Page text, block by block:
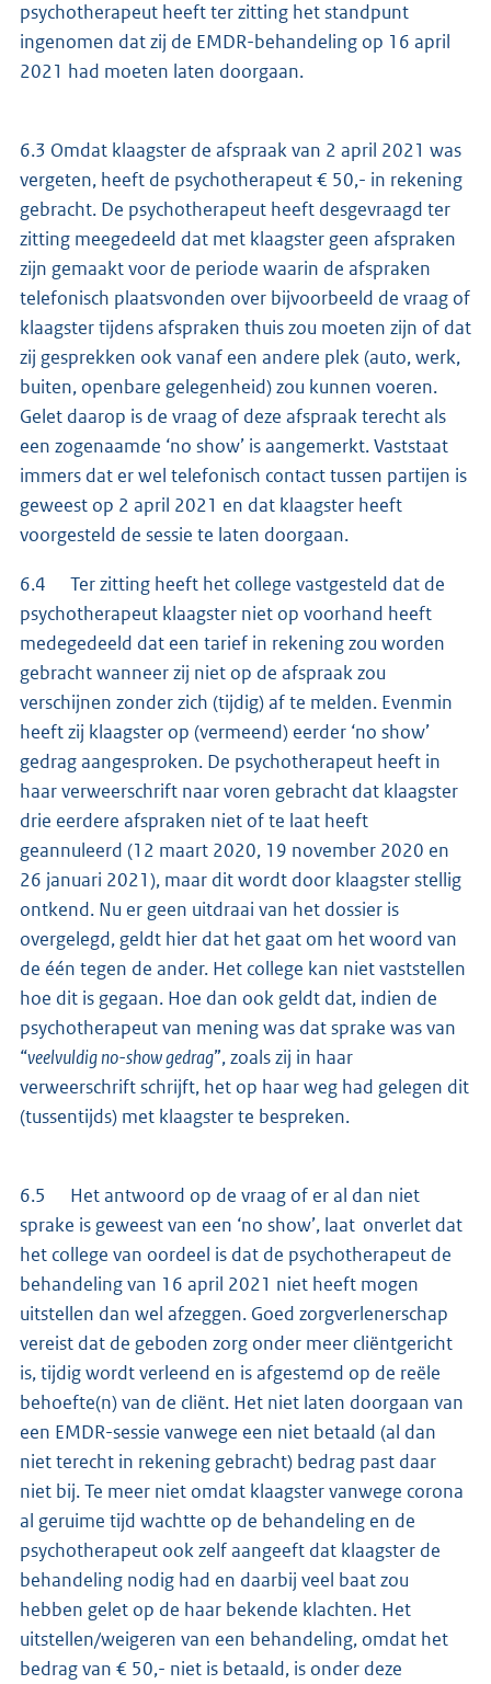
psychotherapeut heeft ter zitting het standpunt
ingenomen dat zij de EMDR-behandeling op 16 april
2021 had moeten laten doorgaan.
6.3 Omdat klaagster de afspraak van 2 april 2021 was
vergeten, heeft de psychotherapeut € 50,- in rekening
gebracht. De psychotherapeut heeft desgevraagd ter
zitting meegedeeld dat met klaagster geen afspraken
zijn gemaakt voor de periode waarin de afspraken
telefonisch plaatsvonden over bijvoorbeeld de vraag of
klaagster tijdens afspraken thuis zou moeten zijn of dat
zij gesprekken ook vanaf een andere plek (auto, werk,
buiten, openbare gelegenheid) zou kunnen voeren.
Gelet daarop is de vraag of deze afspraak terecht als
een zogenaamde ‘no show’ is aangemerkt. Vaststaat
immers dat er wel telefonisch contact tussen partijen is
geweest op 2 april 2021 en dat klaagster heeft
voorgesteld de sessie te laten doorgaan.
6.4 Ter zitting heeft het college vastgesteld dat de
psychotherapeut klaagster niet op voorhand heeft
medegedeeld dat een tarief in rekening zou worden
gebracht wanneer zij niet op de afspraak zou
verschijnen zonder zich (tijdig) af te melden. Evenmin
heeft zij klaagster op (vermeend) eerder ‘no show’
gedrag aangesproken. De psychotherapeut heeft in
haar verweerschrift naar voren gebracht dat klaagster
drie eerdere afspraken niet of te laat heeft
geannuleerd (12 maart 2020, 19 november 2020 en
26 januari 2021), maar dit wordt door klaagster stellig
ontkend. Nu er geen uitdraai van het dossier is
overgelegd, geldt hier dat het gaat om het woord van
de één tegen de ander. Het college kan niet vaststellen
hoe dit is gegaan. Hoe dan ook geldt dat, indien de
psychotherapeut van mening was dat sprake was van
“veelvuldig no-show gedrag”, zoals zij in haar
verweerschrift schrijft, het op haar weg had gelegen dit
(tussentijds) met klaagster te bespreken.
6.5 Het antwoord op de vraag of er al dan niet
sprake is geweest van een ‘no show’, laat onverlet dat
het college van oordeel is dat de psychotherapeut de
behandeling van 16 april 2021 niet heeft mogen
uitstellen dan wel afzeggen. Goed zorgverlenerschap
vereist dat de geboden zorg onder meer cliëntgericht
is, tijdig wordt verleend en is afgestemd op de reële
behoefte(n) van de cliënt. Het niet laten doorgaan van
een EMDR-sessie vanwege een niet betaald (al dan
niet terecht in rekening gebracht) bedrag past daar
niet bij. Te meer niet omdat klaagster vanwege corona
al geruime tijd wachtte op de behandeling en de
psychotherapeut ook zelf aangeeft dat klaagster de
behandeling nodig had en daarbij veel baat zou
hebben gelet op de haar bekende klachten. Het
uitstellen/weigeren van een behandeling, omdat het
bedrag van € 50,- niet is betaald, is onder deze